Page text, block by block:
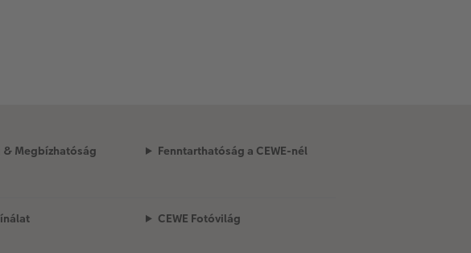
& Megbízhatóság Fenntarthatóság a CEWE-nél
CEWE Fotóvilág